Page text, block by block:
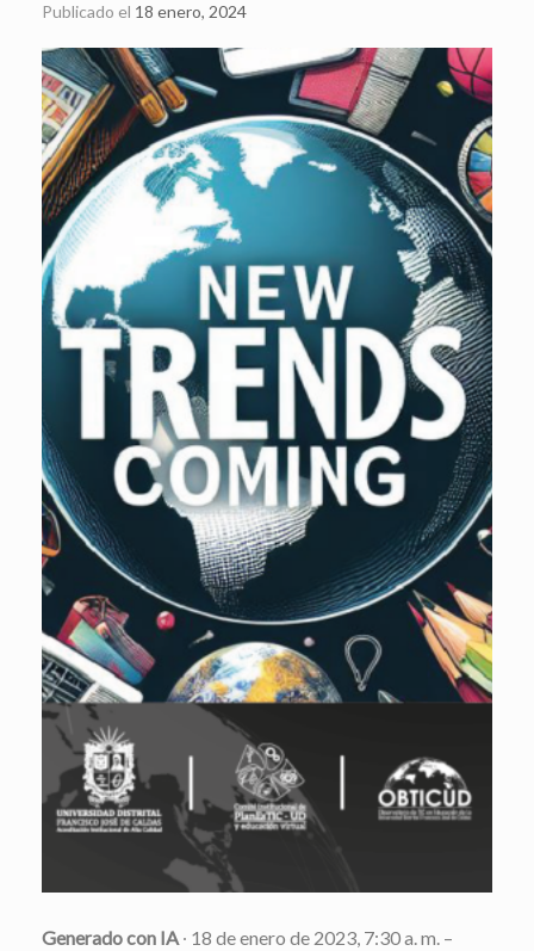
Publicado el 18 enero, 2024
Generado con IA ∙ 18 de enero de 2023, 7:30 a. m. –